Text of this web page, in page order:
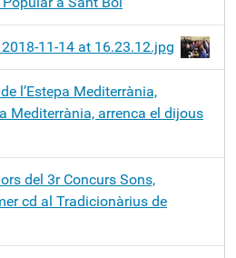
11-14 at 16.23.12.jpg
l’Estepa Mediterrània,
Mediterrània, arrenca el dijous
del 3r Concurs Sons,
cd al Tradicionàrius de